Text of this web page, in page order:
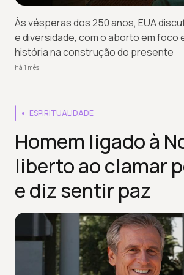
Às vésperas dos 250 anos, EUA
e diversidade, com o aborto em foco
história na construção do presente
há 1 mês
ESPIRITUALIDADE
Homem ligado à
liberto ao clamar
e diz sentir paz